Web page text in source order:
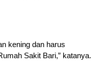
kening dan harus
Sakit Bari,” katanya.